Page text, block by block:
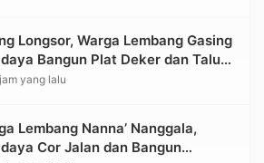
Longsor, Warga Lembang Gasing
Bangun Plat Deker dan Talut
Penghubung Antar Lembang
yang lalu
Lembang Nanna’ Nanggala,
Cor Jalan dan Bangun